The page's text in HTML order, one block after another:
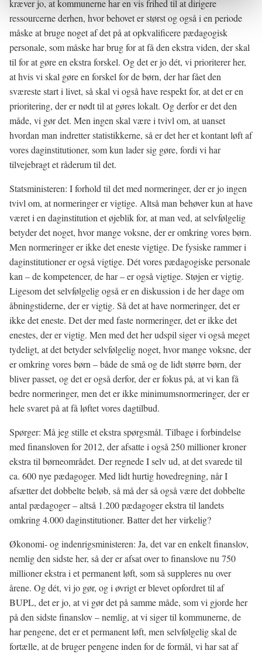
kræver jo, at kommunerne har en vis frihed til at dirigere
ressourcerne derhen, hvor behovet er størst og også i en periode
måske at bruge noget af det på at opkvalificere pædagogisk
personale, som måske har brug for at få den ekstra viden, der skal
til for at gøre en ekstra forskel. Og det er jo dét, vi prioriterer her,
at hvis vi skal gøre en forskel for de børn, der har fået den
sværeste start i livet, så skal vi også have respekt for, at det er en
prioritering, der er nødt til at gøres lokalt. Og derfor er det den
måde, vi gør det. Men ingen skal være i tvivl om, at uanset
hvordan man indretter statistikkerne, så er det her et kontant løft af
vores daginstitutioner, som kun lader sig gøre, fordi vi har
tilvejebragt et råderum til det.
Statsministeren: I forhold til det med normeringer, der er jo ingen
tvivl om, at normeringer er vigtige. Altså man behøver kun at have
været i en daginstitution et øjeblik for, at man ved, at selvfølgelig
betyder det noget, hvor mange voksne, der er omkring vores børn.
Men normeringer er ikke det eneste vigtige. De fysiske rammer i
daginstitutioner er også vigtige. Dét vores pædagogiske personale
kan – de kompetencer, de har – er også vigtige. Støjen er vigtig.
Ligesom det selvfølgelig også er en diskussion i de her dage om
åbningstiderne, der er vigtig. Så det at have normeringer, det er
ikke det eneste. Det der med faste normeringer, det er ikke det
enestes, der er vigtig. Men med det her udspil siger vi også meget
tydeligt, at det betyder selvfølgelig noget, hvor mange voksne, der
er omkring vores børn – både de små og de lidt større børn, der
bliver passet, og det er også derfor, der er fokus på, at vi kan få
bedre normeringer, men det er ikke minimumsnormeringer, der er
hele svaret på at få løftet vores dagtilbud.
Spørger: Må jeg stille et ekstra spørgsmål. Tilbage i forbindelse
med finansloven for 2012, der afsatte i også 250 millioner kroner
ekstra til børneområdet. Der regnede I selv ud, at det svarede til
ca. 600 nye pædagoger. Med lidt hurtig hovedregning, når I
afsætter det dobbelte beløb, så må der så også være det dobbelte
antal pædagoger – altså 1.200 pædagoger ekstra til landets
omkring 4.000 daginstitutioner. Batter det her virkelig?
Økonomi- og indenrigsministeren: Ja, det var en enkelt finanslov,
nemlig den sidste her, så der er afsat over to finanslove nu 750
millioner ekstra i et permanent løft, som så suppleres nu over
årene. Og dét, vi jo gør, og i øvrigt er blevet opfordret til af
BUPL, det er jo, at vi gør det på samme måde, som vi gjorde her
på den sidste finanslov – nemlig, at vi siger til kommunerne, de
har pengene, det er et permanent løft, men selvfølgelig skal de
fortælle, at de bruger pengene inden for de formål, vi har sat af